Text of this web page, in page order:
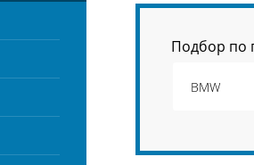
Подбор по